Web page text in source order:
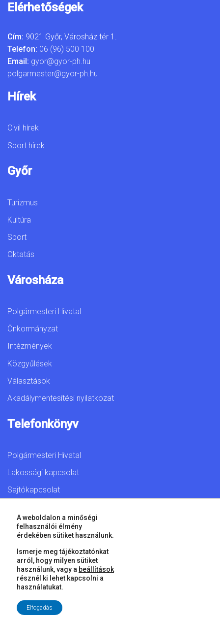
Elérhetőségek
Cím: 9021 Győr, Városház tér 1.
Telefon: 06 (96) 500 100
Email: gyor@gyor-ph.hu
polgarmester@gyor-ph.hu
Hírek
Civil hírek
Sport hírek
Győr
Turizmus
Kultúra
Sport
Oktatás
Városháza
Polgármesteri Hivatal
Önkormányzat
Intézmények
Közgyűlések
Választások
Akadálymentesítési nyilatkozat
Telefonkönyv
Polgármesteri Hivatal
Lakossági kapcsolat
Sajtókapcsolat
© 2026 Győr Megyei Jogú Város • Minden jog fenntartva!
A weboldalon a minőségi
felhasználói élmény
érdekében sütiket használunk.
Ismerje meg tájékoztatónkat
arról, hogy milyen sütiket
használunk, vagy a beállítások
résznél ki lehet kapcsolni a
használatukat.
Elfogadás